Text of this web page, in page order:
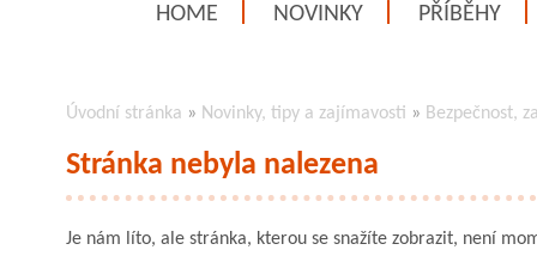
HOME NOVINKY PŘÍBĚHY
Úvodní stránka » Novinky, tipy a zajímavosti » Bezpečnost,
Stránka nebyla nalezena
Je nám líto, ale stránka, kterou se snažíte zobrazit, není